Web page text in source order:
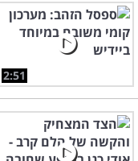
2:51